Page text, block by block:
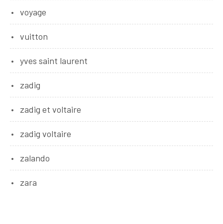
voyage
vuitton
yves saint laurent
zadig
zadig et voltaire
zadig voltaire
zalando
zara